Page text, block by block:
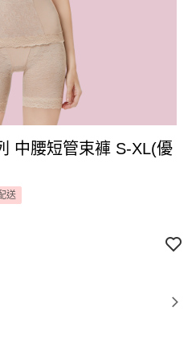
中腰短管束褲 S-XL(優
送